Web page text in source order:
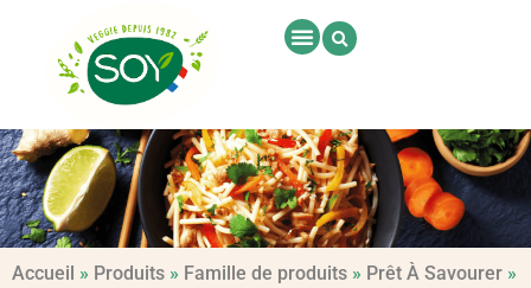
Accueil » Produits » Famille de produits » Prêt À Savourer »